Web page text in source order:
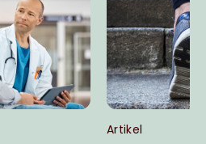
Artikel